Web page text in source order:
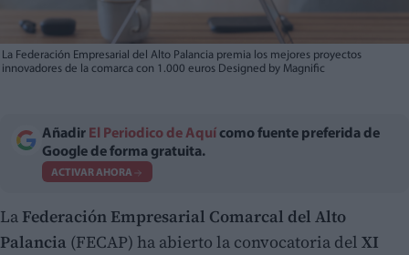
La Federación Empresarial del Alto Palancia premia los mejores proyectos
innovadores de la comarca con 1.000 euros Designed by Magnific
Añadir El Periodico de Aquí como fuente preferida de
Google de forma gratuita.
ACTIVAR AHORA
La Federación Empresarial Comarcal del Alto
Palancia (FECAP) ha abierto la convocatoria del XI